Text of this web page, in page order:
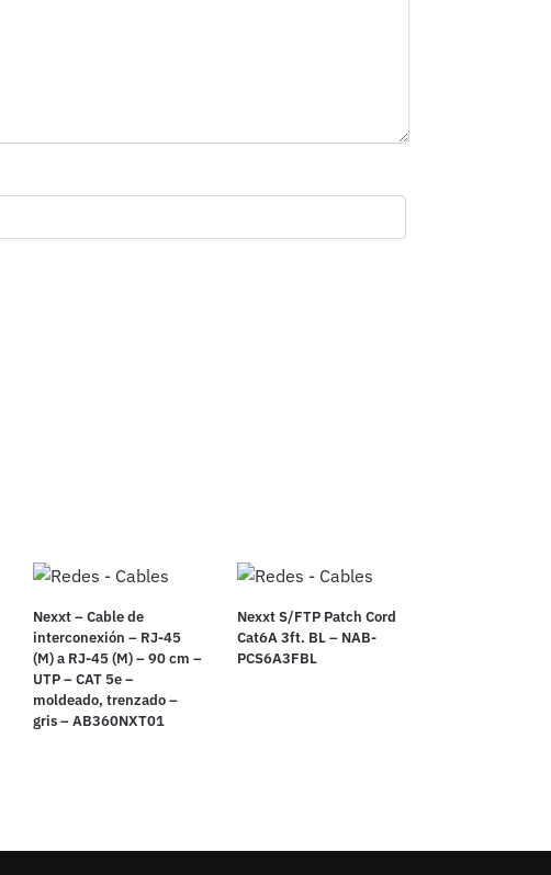
Nexxt – Cable de
interconexión – RJ-45
(M) a RJ-45 (M) – 90 cm –
UTP – CAT 5e –
moldeado, trenzado –
gris – AB360NXT01
Nexxt S/FTP Patch Cord
Cat6A 3ft. BL – NAB-
PCS6A3FBL